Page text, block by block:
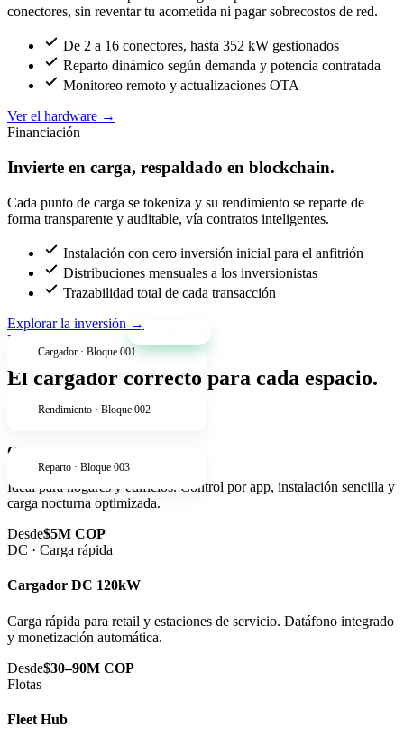
conectores, sin reventar tu acometida ni pagar sobrecostos de red.
De 2 a 16 conectores, hasta 352 kW gestionados
Reparto dinámico según demanda y potencia contratada
Monitoreo remoto y actualizaciones OTA
Ver el hardware →
Financiación
Invierte en carga, respaldado en blockchain.
Cada punto de carga se tokeniza y su rendimiento se reparte de
forma transparente y auditable, vía contratos inteligentes.
Instalación con cero inversión inicial para el anfitrión
Distribuciones mensuales a los inversionistas
Trazabilidad total de cada transacción
Explorar la inversión →
+34% anual
Cargador · Bloque 001
Rendimiento · Bloque 002
Reparto · Bloque 003
Productos
El cargador correcto para cada espacio.
AC · Residencial
Cargador AC 7kW
Ideal para hogares y edificios. Control por app, instalación sencilla y
carga nocturna optimizada.
Desde$5M COP
DC · Carga rápida
Cargador DC 120kW
Carga rápida para retail y estaciones de servicio. Datáfono integrado
y monetización automática.
Desde$30–90M COP
Flotas
Fleet Hub